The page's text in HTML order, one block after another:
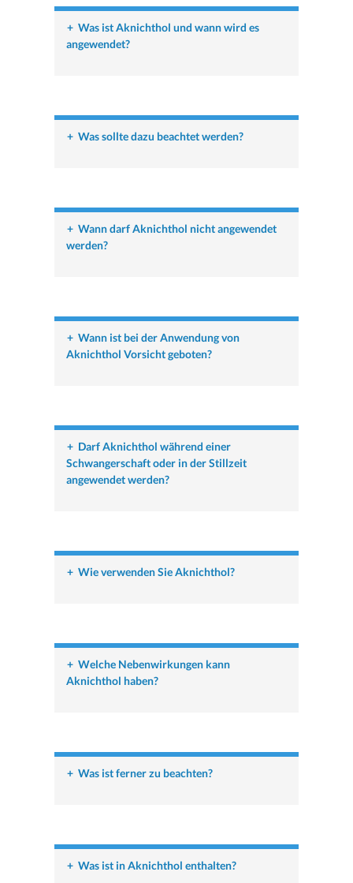
+ Was ist Aknichthol und wann wird es
angewendet?
+ Was sollte dazu beachtet werden?
+ Wann darf Aknichthol nicht angewendet
werden?
+ Wann ist bei der Anwendung von
Aknichthol Vorsicht geboten?
+ Darf Aknichthol während einer
Schwangerschaft oder in der Stillzeit
angewendet werden?
+ Wie verwenden Sie Aknichthol?
+ Welche Nebenwirkungen kann
Aknichthol haben?
+ Was ist ferner zu beachten?
+ Was ist in Aknichthol enthalten?